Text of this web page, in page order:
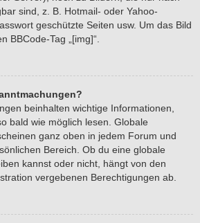
sind, z. B. Hotmail- oder Yahoo-
geschützte Seiten usw. Um das Bild
BBCode-Tag „[img]“.
beinhalten wichtige Informationen,
bald wie möglich lesen. Globale
ganz oben in jedem Forum und
Bereich. Ob du eine globale
kannst oder nicht, hängt von den
vergebenen Berechtigungen ab.